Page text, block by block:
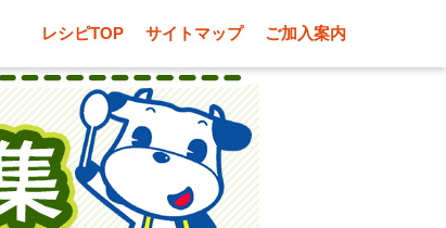
レシピTOP サイトマップ ご加入案内